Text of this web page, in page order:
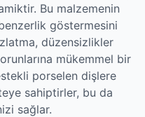
Bu malzemenin
göstermesini
düzensizlikler
mükemmel bir
porselen dişlere
sahiptirler, bu da
sağlar.